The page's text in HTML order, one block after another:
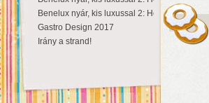
Benelux nyár, kis luxussal 2: Hollandia
Gastro Design 2017
Irány a strand!